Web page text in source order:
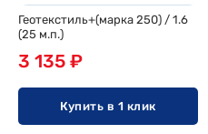
Геотекстиль+(марка 250) / 1.6
(25 м.п.)
3 135 ₽
Купить в 1 клик